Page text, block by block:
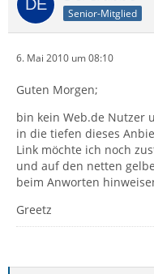
Senior-Mitglied
6. Mai 2010 um 08:10
Guten Morgen;
bin kein Web.de Nutzer
in die tiefen dieses
Link möchte ich noch
und auf den netten
beim Anworten
Greetz